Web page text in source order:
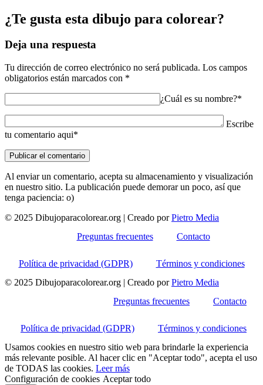
¿Te gusta esta dibujo para colorear?
Deja una respuesta
Tu dirección de correo electrónico no será publicada. Los campos
obligatorios están marcados con *
¿Cuál es su nombre?*
Escribe
tu comentario aqui*
Al enviar un comentario, acepta su almacenamiento y visualización
en nuestro sitio. La publicación puede demorar un poco, así que
tenga paciencia: o)
© 2025 Dibujoparacolorear.org | Creado porPietro Media
Preguntas frecuentes
Contacto
Política de privacidad (GDPR)
Términos y condiciones
© 2025 Dibujoparacolorear.org | Creado porPietro Media
Preguntas frecuentes
Contacto
Política de privacidad (GDPR)
Términos y condiciones
Usamos cookies en nuestro sitio web para brindarle la experiencia
más relevante posible. Al hacer clic en "Aceptar todo", acepta el uso
de TODAS las cookies. Leer más
Configuración de cookies Aceptar todo